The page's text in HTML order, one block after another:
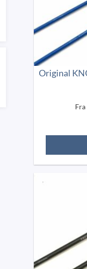
Original
Fra